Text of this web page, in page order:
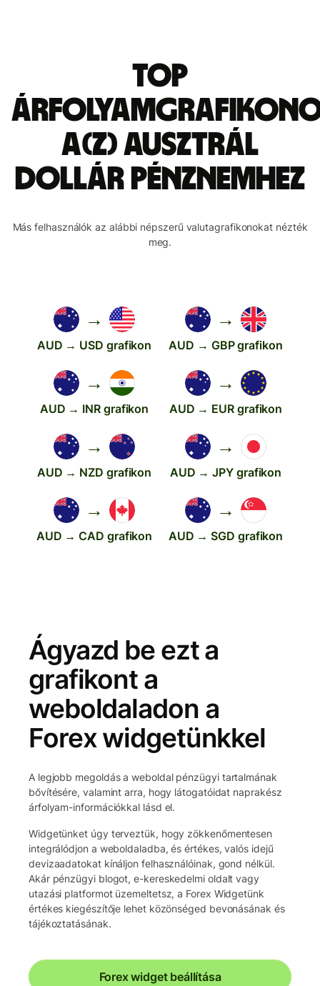
Top
a(z) ausztrál
dollár pénznemhez
Más felhasználók az alábbi népszerű valutagrafikonokat nézték
meg.
→
AUD → USD grafikon
→
AUD → GBP grafikon
→
AUD → INR grafikon
→
AUD → EUR grafikon
→
AUD → NZD grafikon
→
AUD → JPY grafikon
→
AUD → CAD grafikon
→
AUD → SGD grafikon
Ágyazd be ezt a
grafikont a
weboldaladon a
Forex widgetünkkel
A legjobb megoldás a weboldal pénzügyi tartalmának
bővítésére, valamint arra, hogy látogatóidat naprakész
árfolyam-információkkal lásd el.
Widgetünket úgy terveztük, hogy zökkenőmentesen
integrálódjon a weboldaladba, és értékes, valós idejű
devizaadatokat kínáljon felhasználóinak, gond nélkül.
Akár pénzügyi blogot, e-kereskedelmi oldalt vagy
utazási platformot üzemeltetsz, a Forex Widgetünk
értékes kiegészítője lehet közönséged bevonásának és
tájékoztatásának.
Forex widget beállítása